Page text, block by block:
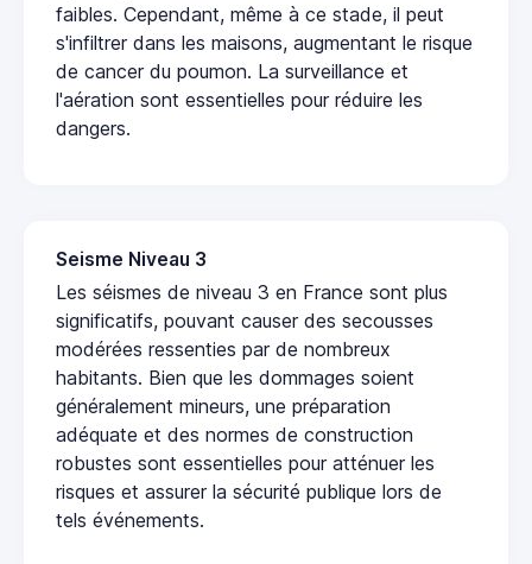
faibles. Cependant, même à ce stade, il peut
s'infiltrer dans les maisons, augmentant le risque
de cancer du poumon. La surveillance et
l'aération sont essentielles pour réduire les
dangers.
Seisme Niveau 3
Les séismes de niveau 3 en France sont plus
significatifs, pouvant causer des secousses
modérées ressenties par de nombreux
habitants. Bien que les dommages soient
généralement mineurs, une préparation
adéquate et des normes de construction
robustes sont essentielles pour atténuer les
risques et assurer la sécurité publique lors de
tels événements.